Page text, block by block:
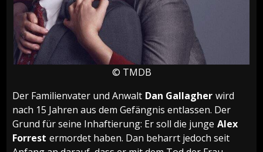
© TMDB
Der Familienvater und Anwalt Dan Gallagher wird
nach 15 Jahren aus dem Gefängnis entlassen. Der
Grund für seine Inhaftierung: Er soll die junge Alex
Forrest ermordet haben. Dan beharrt jedoch seit